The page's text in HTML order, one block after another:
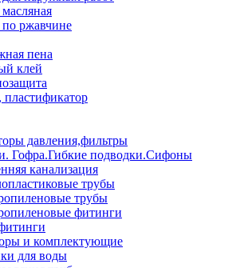
по ржавчине
пена
клей
давления,фильтры
Гофра.Гибкие подводки.Сифоны
канализация
трубы
трубы
фитинги
и комплектующие
для воды